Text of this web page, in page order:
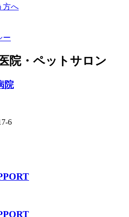
方へ
ー
院・ペットサロン
6